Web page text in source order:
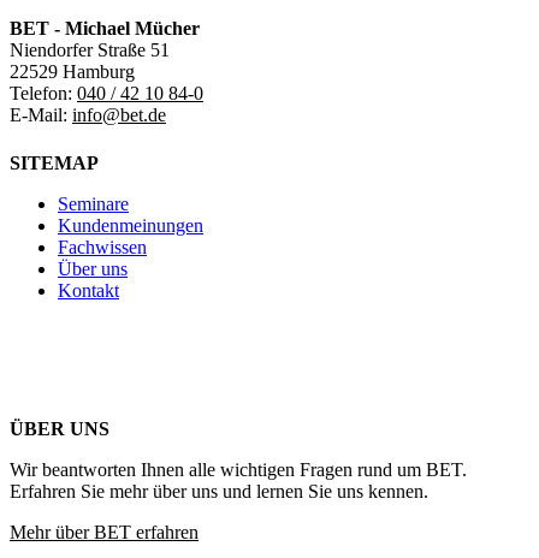
BET - Michael Mücher
Niendorfer Straße 51
22529 Hamburg
Telefon: 040 / 42 10 84-0
E-Mail: info@bet.de
SITEMAP
Seminare
Kundenmeinungen
Fachwissen
Über uns
Kontakt
ÜBER UNS
Wir beantworten Ihnen alle wichtigen Fragen rund um BET.
Erfahren Sie mehr über uns und lernen Sie uns kennen.
Mehr über BET erfahren